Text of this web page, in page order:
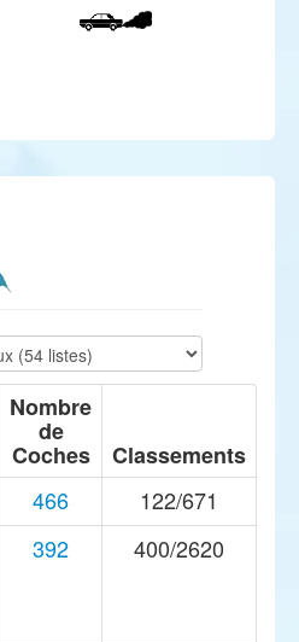
Nombre
de
Coches
Classements
466 122/671
392 400/2620